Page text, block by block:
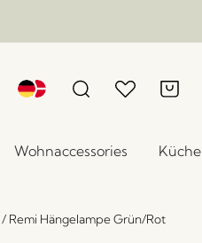
Wohnaccessories Küche
/ Remi Hängelampe Grün/Rot